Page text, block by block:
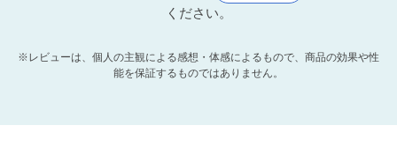
ください。
※レビューは、個人の主観による感想・体感によるもので、商品の効果や性
能を保証するものではありません。